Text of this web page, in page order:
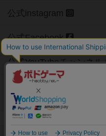
公式instagram
公式Facebook
公式YouTubeチャンネル